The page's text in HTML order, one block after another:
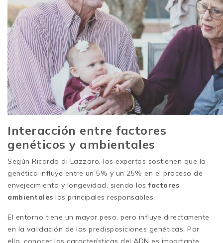
Interacción entre factores
genéticos y ambientales
Según Ricardo di Lazzaro, los expertos sostienen que la
genética influye entre un 5% y un 25% en el proceso de
envejecimiento y longevidad, siendo losfactores
ambientales los principales responsables.
El entorno tiene un mayor peso, pero influye directamente
en la validación de las predisposiciones genéticas. Por